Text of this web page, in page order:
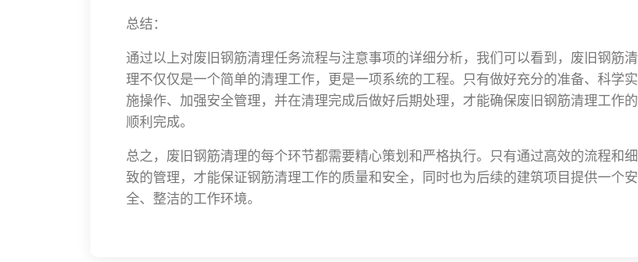
总结：
通过以上对废旧钢筋清理任务流程与注意事项的详细分析，我们可以看到，废旧钢筋清
理不仅仅是一个简单的清理工作，更是一项系统的工程。只有做好充分的准备、科学实
施操作、加强安全管理，并在清理完成后做好后期处理，才能确保废旧钢筋清理工作的
顺利完成。
总之，废旧钢筋清理的每个环节都需要精心策划和严格执行。只有通过高效的流程和细
致的管理，才能保证钢筋清理工作的质量和安全，同时也为后续的建筑项目提供一个安
全、整洁的工作环境。